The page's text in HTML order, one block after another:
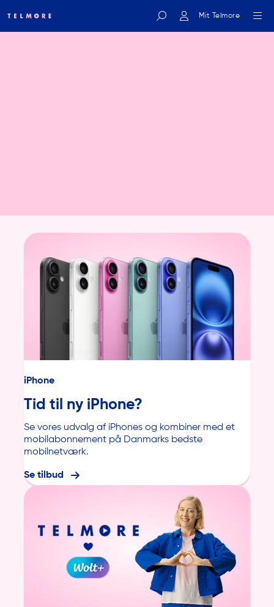
Mit Telmore
iPhone
Tid til ny iPhone?
Se vores udvalg af iPhones og kombiner med et
mobilabonnement på Danmarks bedste
mobilnetværk.
Se tilbud